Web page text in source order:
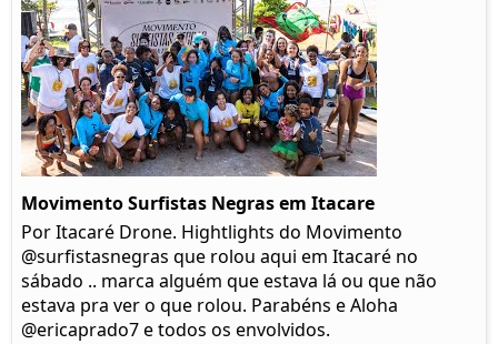
Movimento Surfistas Negras em Itacare
Por Itacaré Drone. Hightlights do Movimento
@surfistasnegras que rolou aqui em Itacaré no
sábado .. marca alguém que estava lá ou que não
estava pra ver o que rolou. Parabéns e Aloha
@ericaprado7 e todos os envolvidos.